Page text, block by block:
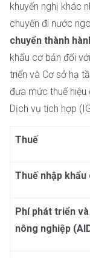
khuyến nghị khác
chuyến đi nước
chuyển thành
khẩu cơ bản đối
triển và Cơ sở hạ
đưa mức thuế hiệu
Dịch vụ tích hợp
Thuế
Thuế nhập khẩu
Phí phát triển
nông nghiệp